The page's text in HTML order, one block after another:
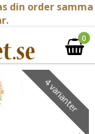
din order samma
0
4 varianter